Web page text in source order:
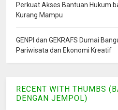
Perkuat Akses Bantuan Hukum
Kurang Mampu
GENPI dan GEKRAFS Dumai
Pariwisata dan Ekonomi Kreatif
RECENT WITH THUMBS
DENGAN JEMPOL)